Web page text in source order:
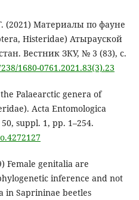
(2021) Материалы по фауне
Histeridae) Атырауской
Вестник ЗКУ, № 3 (83), с.
1680-0761.2021.83(3).23
Palaearctic genera of
Acta Entomologica
suppl. 1, pp. 1–254.
Female genitalia are
inference and not
in Saprininae beetles